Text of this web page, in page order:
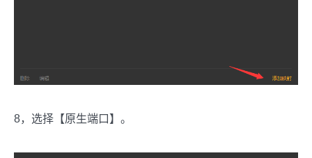
8，选择【原生端口】。